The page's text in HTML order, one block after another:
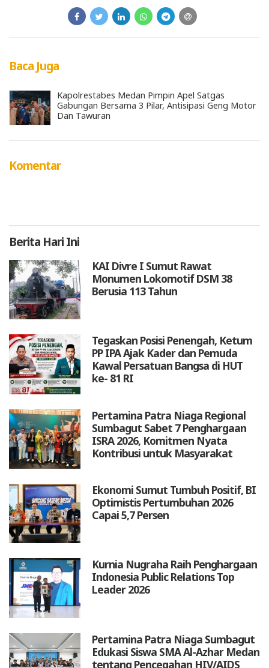
Baca Juga
Kapolrestabes Medan Pimpin Apel Satgas
Gabungan Bersama 3 Pilar, Antisipasi Geng Motor
Dan Tawuran
Komentar
Berita Hari Ini
KAI Divre I Sumut Rawat
Monumen Lokomotif DSM 38
Berusia 113 Tahun
Tegaskan Posisi Penengah, Ketum
PP IPA Ajak Kader dan Pemuda
Kawal Persatuan Bangsa di HUT
ke- 81 RI
Pertamina Patra Niaga Regional
Sumbagut Sabet 7 Penghargaan
ISRA 2026, Komitmen Nyata
Kontribusi untuk Masyarakat
Ekonomi Sumut Tumbuh Positif, BI
Optimistis Pertumbuhan 2026
Capai 5,7 Persen
Kurnia Nugraha Raih Penghargaan
Indonesia Public Relations Top
Leader 2026
Pertamina Patra Niaga Sumbagut
Edukasi Siswa SMA Al-Azhar Medan
tentang Pencegahan HIV/AIDS